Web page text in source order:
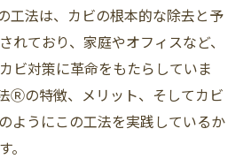
工法は、カビの根本的な除去と予
れており、家庭やオフィスなど、
ビ対策に革命をもたらしていま
Ⓡの特徴、メリット、そしてカビ
ようにこの工法を実践しているか
。